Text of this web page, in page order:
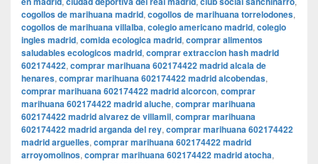
cogollos de marihuana madrid, cogollos de marihuana torrelodones,
cogollos de marihuana villalba, colegio americano madrid, colegio
ingles madrid, comida ecologica madrid, comprar alimentos
saludables ecologicos madrid, comprar extraccion hash madrid
602174422, comprar marihuana 602174422 madrid alcala de
henares, comprar marihuana 602174422 madrid alcobendas,
comprar marihuana 602174422 madrid alcorcon, comprar
marihuana 602174422 madrid aluche, comprar marihuana
602174422 madrid alvarez de villamil, comprar marihuana
602174422 madrid arganda del rey, comprar marihuana 602174422
madrid arguelles, comprar marihuana 602174422 madrid
arroyomolinos, comprar marihuana 602174422 madrid atocha,